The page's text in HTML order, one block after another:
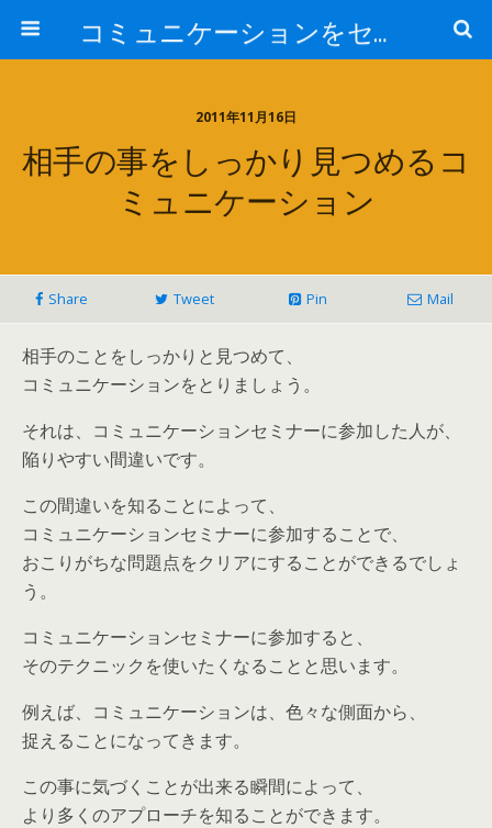
コミュニケーションをセミナーから学ぶ
2011年11月16日
相手の事をしっかり見つめるコ
ミュニケーション
Share Tweet Pin Mail
相手のことをしっかりと見つめて、
コミュニケーションをとりましょう。
それは、コミュニケーションセミナーに参加した人が、
陥りやすい間違いです。
この間違いを知ることによって、
コミュニケーションセミナーに参加することで、
おこりがちな問題点をクリアにすることができるでしょ
う。
コミュニケーションセミナーに参加すると、
そのテクニックを使いたくなることと思います。
例えば、コミュニケーションは、色々な側面から、
捉えることになってきます。
この事に気づくことが出来る瞬間によって、
より多くのアプローチを知ることができます。